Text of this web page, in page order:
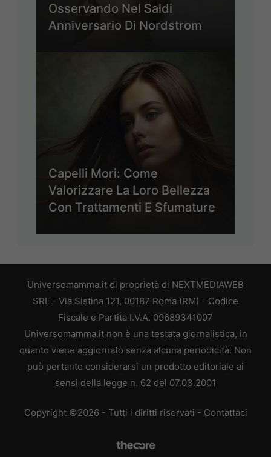
Osservando Nel Saldi
Anniversario Di Nordstrom
Capelli Mori: Come
Valorizzare La Loro Bellezza
Con Trattamenti E Sfumature
Universomamma.it di proprietà di NEXTMEDIAWEB
SRL - Via Sistina 121, 00187 Roma (RM) - Codice
Fiscale e Partita I.V.A. 09689341007
Universomamma.it non è una testata giornalistica, in
quanto viene aggiornato senza alcuna periodicità. Non
può pertanto considerarsi un prodotto editoriale ai
sensi della legge n. 62 del 07.03.2001
Copyright ©2026 - Tutti i diritti riservati - Contattaci